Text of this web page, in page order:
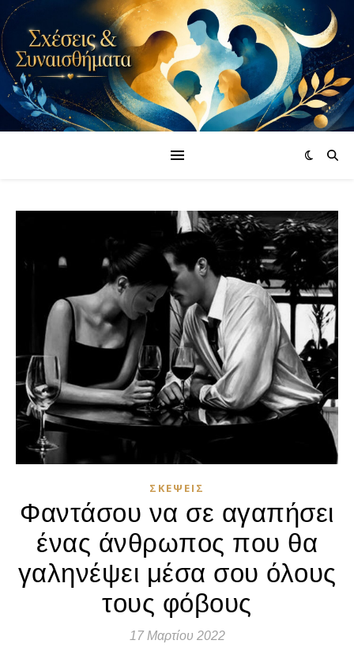
ΣΚΈΨΕΙΣ
Φαντάσου να σε αγαπήσει
ένας άνθρωπος που θα
γαληνέψει μέσα σου όλους
τους φόβους
17 Μαρτίου 2022